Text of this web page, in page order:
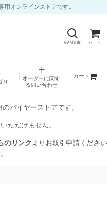
オンラインストアです。
商品検索 カート
リ
オーダーに関す
る問い合わせ
カート
バイヤーストアです。
ただけません。
のリンク よりお取引申請ください